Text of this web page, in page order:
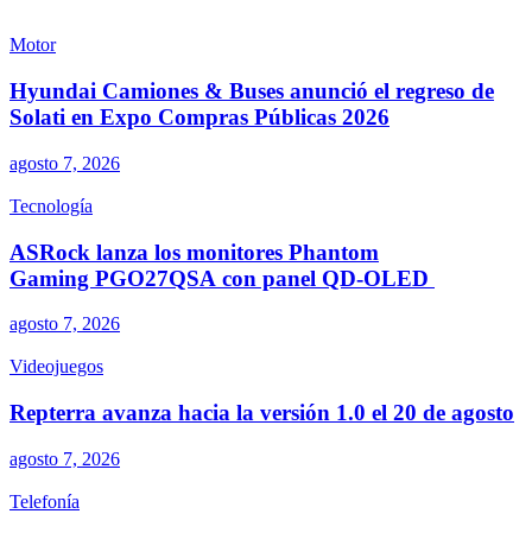
Motor
Hyundai Camiones & Buses anunció el regreso de
Solati en Expo Compras Públicas 2026
agosto 7, 2026
Tecnología
ASRock lanza los monitores Phantom
Gaming PGO27QSA con panel QD-OLED
agosto 7, 2026
Videojuegos
Repterra avanza hacia la versión 1.0 el 20 de agosto
agosto 7, 2026
Telefonía